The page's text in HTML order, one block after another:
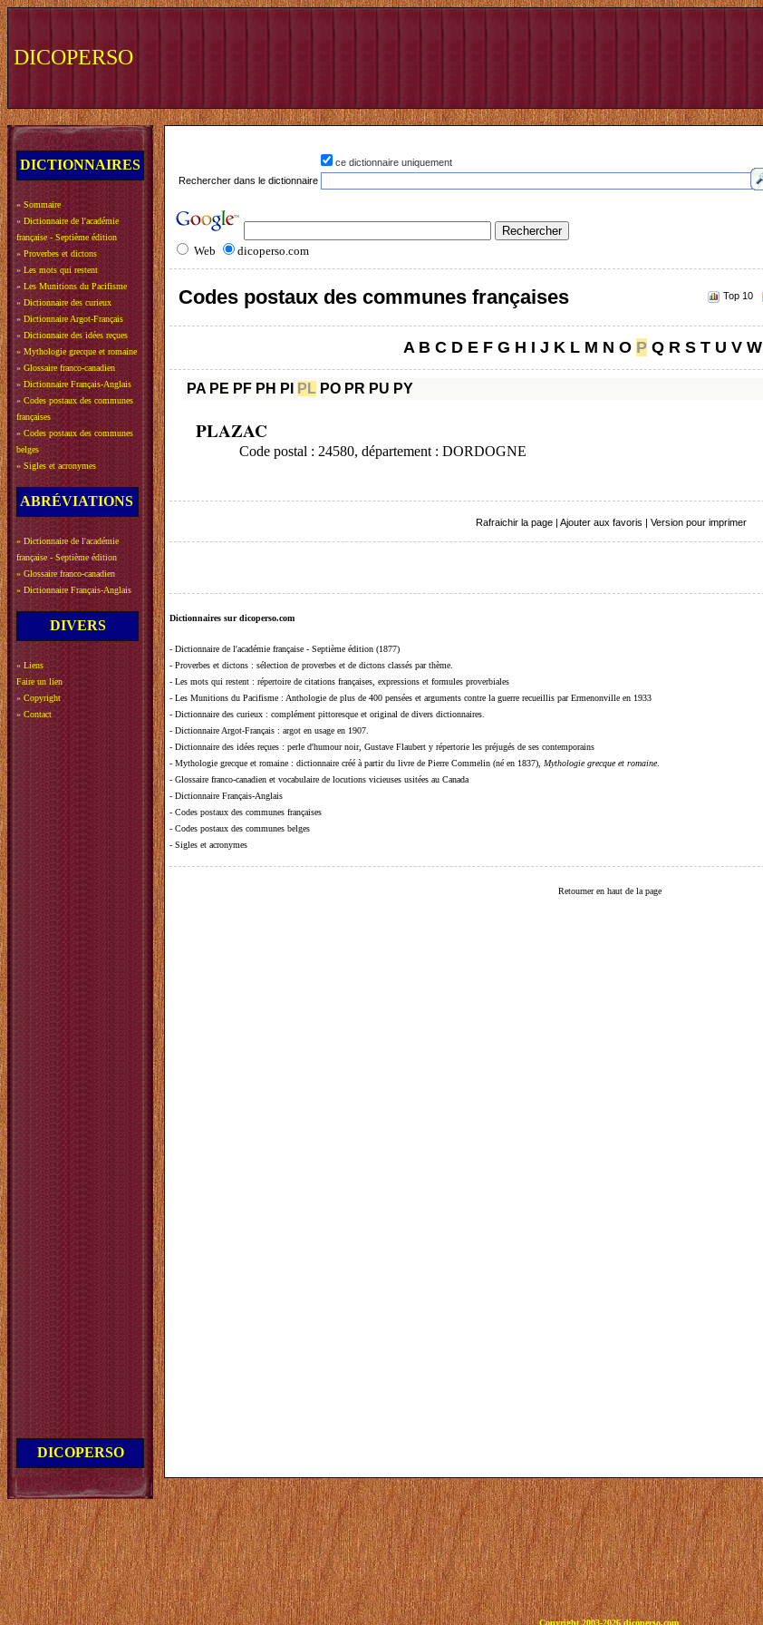
DICOPERSO
DICTIONNAIRES
» Sommaire
» Dictionnaire de l'académie
française - Septième édition
» Proverbes et dictons
» Les mots qui restent
» Les Munitions du Pacifisme
» Dictionnaire des curieux
» Dictionnaire Argot-Français
» Dictionnaire des idées reçues
» Mythologie grecque et romaine
» Glossaire franco-canadien
» Dictionnaire Français-Anglais
» Codes postaux des communes
françaises
» Codes postaux des communes
belges
» Sigles et acronymes
ABRÉVIATIONS
» Dictionnaire de l'académie
française - Septième édition
» Glossaire franco-canadien
» Dictionnaire Français-Anglais
DIVERS
» Liens
Faire un lien
» Copyright
» Contact
DICOPERSO
ce dictionnaire uniquement
Rechercher dans le dictionnaire
Web dicoperso.com
Codes postaux des communes françaises Top 10
A B C D E F G H I J K L M N O P Q R S T U V W
PA PE PF PH PI PL PO PR PU PY
PLAZAC
Code postal : 24580, département : DORDOGNE
Rafraichir la page | Ajouter aux favoris | Version pour imprimer
Dictionnaires sur dicoperso.com
- Dictionnaire de l'académie française - Septième édition (1877)
- Proverbes et dictons : sélection de proverbes et de dictons classés par thème.
- Les mots qui restent : répertoire de citations françaises, expressions et formules proverbiales
- Les Munitions du Pacifisme : Anthologie de plus de 400 pensées et arguments contre la guerre recueillis par Ermenonville en 1933
- Dictionnaire des curieux : complément pittoresque et original de divers dictionnaires.
- Dictionnaire Argot-Français : argot en usage en 1907.
- Dictionnaire des idées reçues : perle d'humour noir, Gustave Flaubert y répertorie les préjugés de ses contemporains
- Mythologie grecque et romaine : dictionnaire créé à partir du livre de Pierre Commelin (né en 1837), Mythologie grecque et romaine.
- Glossaire franco-canadien et vocabulaire de locutions vicieuses usitées au Canada
- Dictionnaire Français-Anglais
- Codes postaux des communes françaises
- Codes postaux des communes belges
- Sigles et acronymes
Retourner en haut de la page
Copyright 2003-2026 dicoperso.com